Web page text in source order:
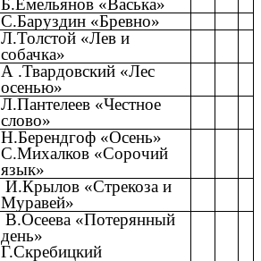
Б.Емельянов «Васька»
С.Баруздин «Бревно»
Л.Толстой «Лев и
собачка»
А .Твардовский «Лес
осенью»
Л.Пантелеев «Честное
слово»
Н.Берендгоф «Осень»
С.Михалков «Сорочий
язык»
И.Крылов «Стрекоза и
Муравей»
В.Осеева «Потерянный
день»
Г.Скребицкий